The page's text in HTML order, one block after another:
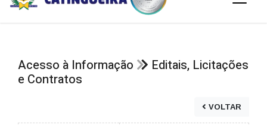
Acesso à Informação
Editais, Licitações
e Contratos
VOLTAR